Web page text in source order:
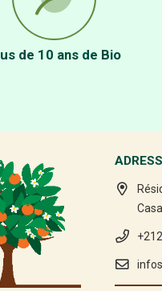
de 10 ans de Bio